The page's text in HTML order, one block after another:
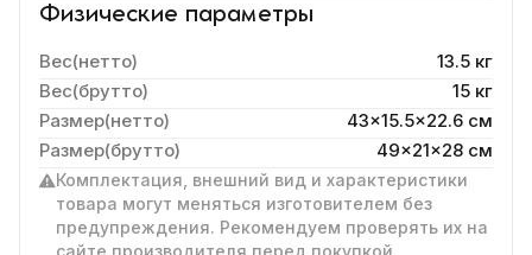
Физические параметры
Вес(нетто)
13.5 кг
Вес(брутто)
15 кг
Размер(нетто)
43x15.5x22.6 cм
Размер(брутто)
49x21x28 см
Комплектация, внешний вид и характеристики
товара могут меняться изготовителем без
предупреждения. Рекомендуем проверять их на
сайте производителя перед покупкой